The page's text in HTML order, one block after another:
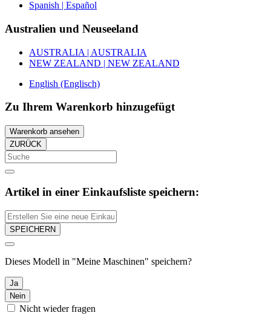
Spanish | Español
Australien und Neuseeland
AUSTRALIA | AUSTRALIA
NEW ZEALAND | NEW ZEALAND
English (Englisch)
Zu Ihrem Warenkorb hinzugefügt
Warenkorb ansehen
ZURÜCK
Artikel in einer Einkaufsliste speichern:
SPEICHERN
Dieses Modell in "Meine Maschinen" speichern?
Ja
Nein
Nicht wieder fragen